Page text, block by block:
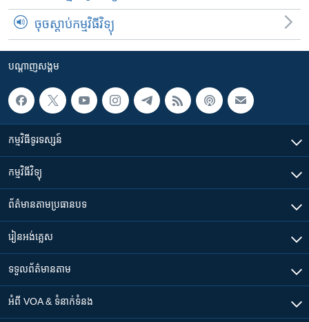
ចុចស្តាប់កម្មវិធីវិទ្យុ
បណ្តាញ​សង្គម
កម្មវិធី​ទូរទស្សន៍
កម្មវិធី​វិទ្យុ
ព័ត៌មាន​តាមប្រធានបទ​
រៀន​​អង់គ្លេស
ទទួល​ព័ត៌មាន​តាម
អំពី​ VOA & ទំនាក់ទំនង